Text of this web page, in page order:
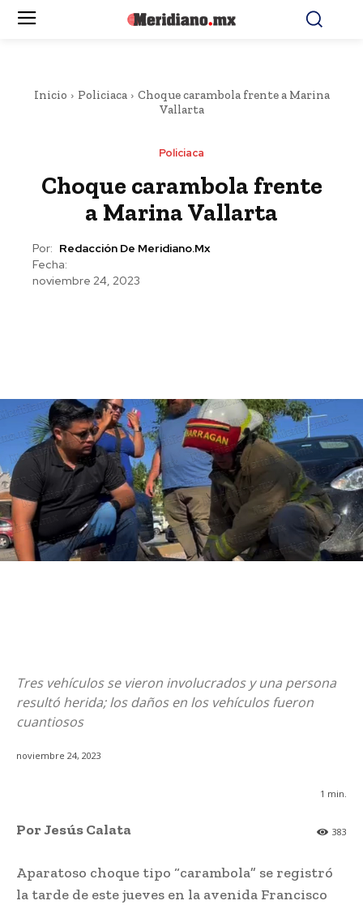
Inicio Policiaca
Choque carambola frente a Marina
Vallarta
Policiaca
Choque carambola frente
a Marina Vallarta
Por: Redacción De Meridiano.mx
Fecha:
noviembre 24, 2023
Tres vehículos se vieron involucrados y una persona
resultó herida; los daños en los vehículos fueron
cuantiosos
noviembre 24, 2023
1 min.
383
Por Jesús Calata
Aparatoso choque tipo “carambola” se registró
la tarde de este jueves en la avenida Francisco